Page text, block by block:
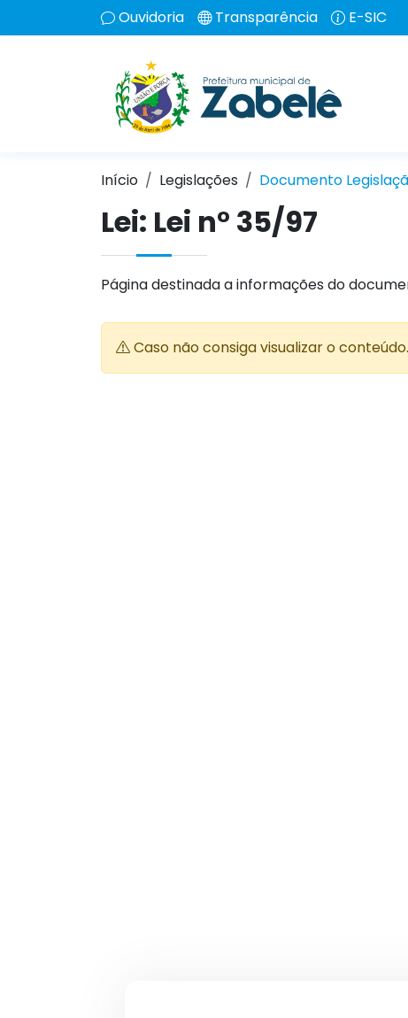
Ouvidoria Transparência E-SIC
Início Legislações Documento
Lei: Lei n° 35/97
Página destinada a informações do
Caso não consiga visualizar o conteúdo.